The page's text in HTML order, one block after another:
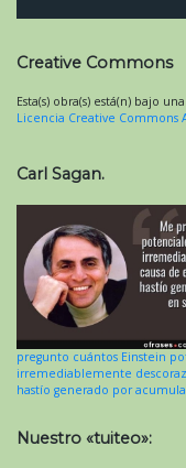
Creative Commons
Esta(s) obra(s) está(n) bajo una
Licencia Creative Commons
Carl Sagan.
pregunto cuántos Einstein
irremediablemente
hastío generado por
Nuestro «tuiteo»: